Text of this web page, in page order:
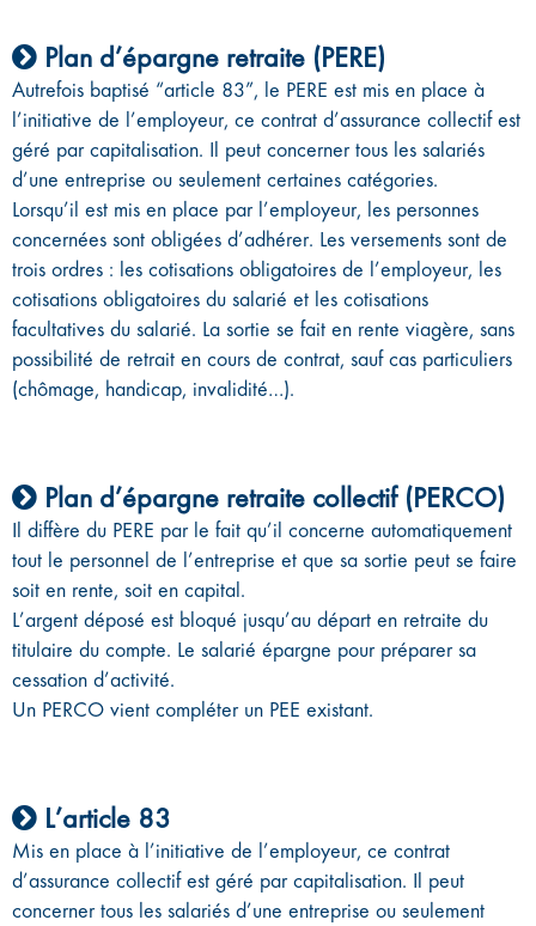
Plan d’épargne retraite (PERE)
Autrefois baptisé “article 83”, le PERE est mis en place à
l’initiative de l’employeur, ce contrat d’assurance collectif est
géré par capitalisation. Il peut concerner tous les salariés
d’une entreprise ou seulement certaines catégories.
Lorsqu’il est mis en place par l’employeur, les personnes
concernées sont obligées d’adhérer. Les versements sont de
trois ordres : les cotisations obligatoires de l’employeur, les
cotisations obligatoires du salarié et les cotisations
facultatives du salarié. La sortie se fait en rente viagère, sans
possibilité de retrait en cours de contrat, sauf cas particuliers
(chômage, handicap, invalidité…).
Plan d’épargne retraite collectif (PERCO)
Il diffère du PERE par le fait qu’il concerne automatiquement
tout le personnel de l’entreprise et que sa sortie peut se faire
soit en rente, soit en capital.
L’argent déposé est bloqué jusqu’au départ en retraite du
titulaire du compte. Le salarié épargne pour préparer sa
cessation d’activité.
Un PERCO vient compléter un PEE existant.
L’article 83
Mis en place à l’initiative de l’employeur, ce contrat
d’assurance collectif est géré par capitalisation. Il peut
concerner tous les salariés d’une entreprise ou seulement